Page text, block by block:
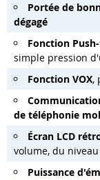
Portée de
dégagé
Fonction
simple pression
Fonction VOX,
de téléphonie
Écran LCD
volume, du
Puissance